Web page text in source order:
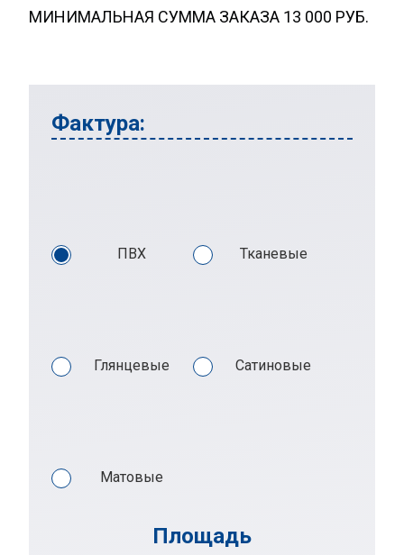
МИНИМАЛЬНАЯ СУММА ЗАКАЗА 13 000 РУБ.
Фактура:
ПВХ Тканевые
Глянцевые Сатиновые
Матовые
Площадь